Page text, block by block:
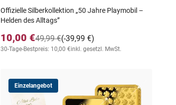
Offizielle Silberkollektion „50 Jahre Playmobil –
Helden des Alltags”
10,00 € (-39,99 €)
49,99 €
30-Tage-Bestpreis: 10,00 €inkl. gesetzl. MwSt.
Einzelangebot